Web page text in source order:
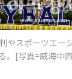
やスポーツエー
。[写真=威海中